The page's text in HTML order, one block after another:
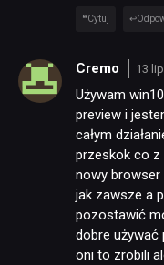
Cytuj
Cremo 13
Używam
preview i
całym
przeskok co z
nowy browser
jak zawsze a
pozostawić
dobre używać
oni to zrobili